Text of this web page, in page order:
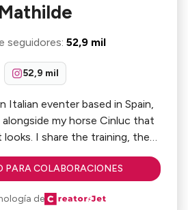
Mathilde
seguidores: 52,9 mil
52,9 mil
Italian eventer based in Spain,
my horse Cinluc that
looks. I share the training, the
moments in between —
follows along because they live
or luxury fashion, I'd love to tell
PARA COLABORACIONES
de